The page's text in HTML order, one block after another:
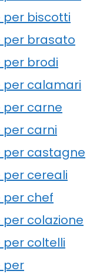
per biscotti
per brasato
per brodi
per calamari
per carne
per carni
per castagne
per cereali
per chef
colazione
per coltelli
per